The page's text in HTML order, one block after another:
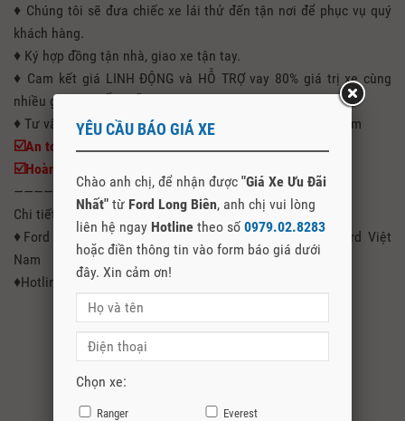
♦ Chúng tôi sẽ đưa chiếc xe lái thử đến tận nơi để phục vụ quý
khách hàng.
♦ Ký hợp đồng tận nhà, giao xe tận tay.
♦ Cam kết giá LINH ĐỘNG và HỖ TRỢ vay 80% giá trị xe cùng
nhiều gói KHUYẾN MÃI !!!
♦ Tư vấn nhiệt tình chính xác, dịch vụ sau bán hàng tận tâm
☑️An toàn giao dịch
☑️Hoàn tất mọi thủ tục đăng kí, đăng kiểm nhanh gọn
————————————————————————————————
Chi tiết xin liên hệ tư vấn 24/24:
♦Ford Long Biên Đại Lý Uỷ Quyền Chính Hãng Của Ford Việt
Nam
♦Hotline: 0979.02.8283 (Phone,Zalo,Fb)
YÊU CẦU BÁO GIÁ XE
Chào anh chị, để nhận được "Giá Xe Ưu Đãi
Nhất" từ Ford Long Biên, anh chị vui lòng
liên hệ ngay Hotline theo số 0979.02.8283
hoặc điền thông tin vào form báo giá dưới
đây. Xin cảm ơn!
Chọn xe:
Ranger
Everest